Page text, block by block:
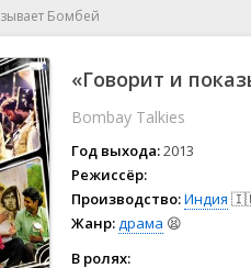
🕺 Мюзикл
👨‍💻 Реальное тв
🎤 Ток-шоу
🧙‍♀️ Фантастика
🏅 Церемония
Бомбей
«Говорит и
Bombay Talkies
Год выхода:2013
Режиссёр:
Производство:Индия
Жанр:драма 😫
В ролях: